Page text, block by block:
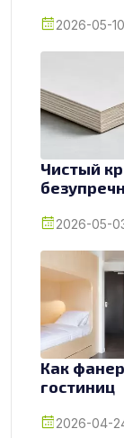
2026-05-
Чистый
2026-05-
Как
гостиниц
2026-04-